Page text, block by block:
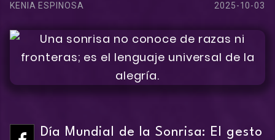
KENIA ESPINOSA 2025-10-03
Día Mundial de la Sonrisa: El gesto